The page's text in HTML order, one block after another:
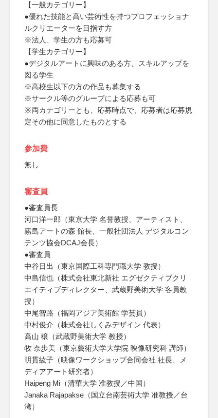
【一般カテゴリー】
●優れた技能と高い芸術性を持つプロフェッショナ
ルクリエーターを目指す方
※法人、学生の方も応募可
【学生カテゴリー】
●デジタルアートに興味のある方、スキルアップを
図る学生
※高校生以下の方の作品も募集する
※サークル等のグループによる応募も可
※両カテゴリーとも、応募時点で、応募者は応募規
定その他に同意したものとする
参加費
無し
審査員
●審査員長
河口洋一郎（東京大学 名誉教授、アーティスト、
霧島アートの森 館長、一般社団法人 デジタルコン
テンツ協会DCAJ会長）
●審査員
中谷日出（東京国際工科専門職大学 教授）
中島信也（株式会社東北新社 エグゼクティブクリ
エイティブディレクター、武蔵野美術大学 客員教
授）
中尾智路（福岡アジア美術館 学芸員）
中村俊介（株式会社しくみデザイン 代表）
高山 穣（武蔵野美術大学 教授）
牧 奈歩美（東京藝術大学大学院 映像研究科 講師）
明貫紘子（映像ワークショップ合同会社 社長、メ
ディアアート研究者）
Haipeng Mi（清華大学 准教授／中国）
Janaka Rajapakse（国立台南芸術大学 准教授／台
湾）